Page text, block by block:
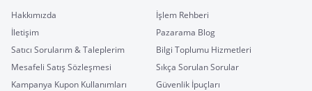
Hakkımızda
İşlem Rehberi
İletişim
Pazarama Blog
Satıcı Sorularım & Taleplerim
Bilgi Toplumu Hizmetleri
Mesafeli Satış Sözleşmesi
Sıkça Sorulan Sorular
Kampanya Kupon Kullanımları
Güvenlik İpuçları